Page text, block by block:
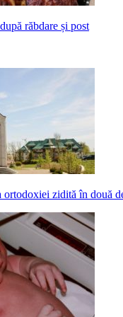
răbdare și post
ortodoxiei zidită în două